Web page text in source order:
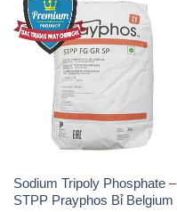
Sodium Tripoly Phosphate –
STPP Prayphos Bỉ Belgium